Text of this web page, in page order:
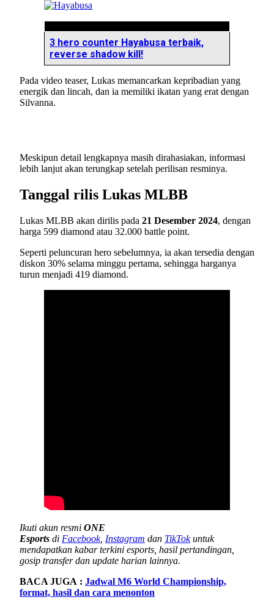
3 hero counter Hayabusa terbaik,
reverse shadow kill!
Pada video teaser, Lukas memancarkan kepribadian yang
energik dan lincah, dan ia memiliki ikatan yang erat dengan
Silvanna.
Meskipun detail lengkapnya masih dirahasiakan, informasi
lebih lanjut akan terungkap setelah perilisan resminya.
Tanggal rilis Lukas MLBB
Lukas MLBB akan dirilis pada 21 Desember 2024, dengan
harga 599 diamond atau 32.000 battle point.
Seperti peluncuran hero sebelumnya, ia akan tersedia dengan
diskon 30% selama minggu pertama, sehingga harganya
turun menjadi 419 diamond.
Ikuti akun resmi ONE
Esports di Facebook, Instagram dan TikTokuntuk
mendapatkan kabar terkini esports, hasil pertandingan,
gosip transfer dan update harian lainnya.
BACA JUGA : Jadwal M6 World Championship,
format, hasil dan cara menonton